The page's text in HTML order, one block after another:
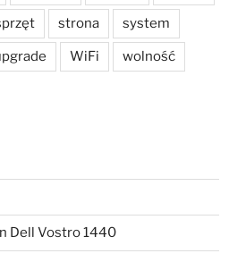
strona system
WiFi wolność
Dell Vostro 1440